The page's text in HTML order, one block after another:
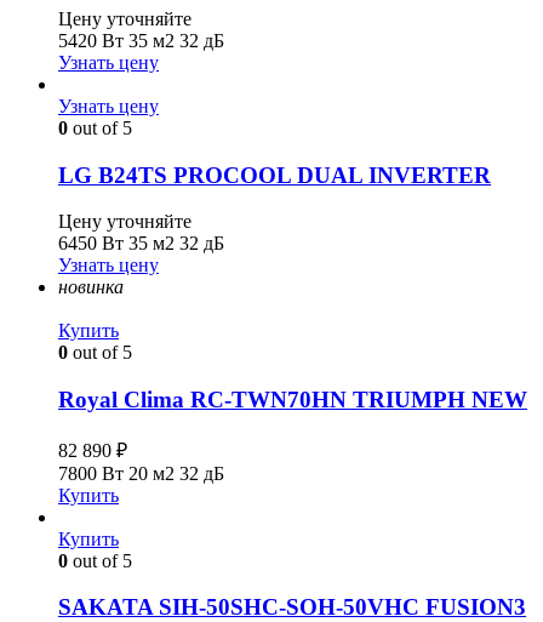
Цену уточняйте
5420 Вт 35 м2 32 дБ
Узнать цену
Узнать цену
0 out of 5
LG B24TS PROCOOL DUAL INVERTER
Цену уточняйте
6450 Вт 35 м2 32 дБ
Узнать цену
новинка
Купить
0 out of 5
Royal Clima RC-TWN70HN TRIUMPH NEW
82 890 ₽
7800 Вт 20 м2 32 дБ
Купить
Купить
0 out of 5
SAKATA SIH-50SHC-SOH-50VHC FUSION3